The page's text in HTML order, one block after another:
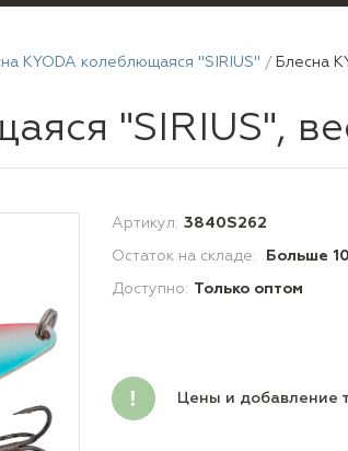
KYODA колеблющаяся "SIRIUS" Блесна
"SIRIUS",
Артикул: 3840S262
Остаток на складе: Больше 10
Доступно: Только оптом
Цены и добавление